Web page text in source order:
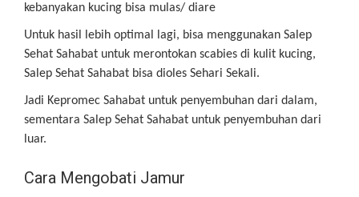
kebanyakan kucing bisa mulas/ diare
Untuk hasil lebih optimal lagi, bisa menggunakan Salep
Sehat Sahabat untuk merontokan scabies di kulit kucing,
Salep Sehat Sahabat bisa dioles Sehari Sekali.
Jadi Kepromec Sahabat untuk penyembuhan dari dalam,
sementara Salep Sehat Sahabat untuk penyembuhan dari
luar.
Cara Mengobati Jamur